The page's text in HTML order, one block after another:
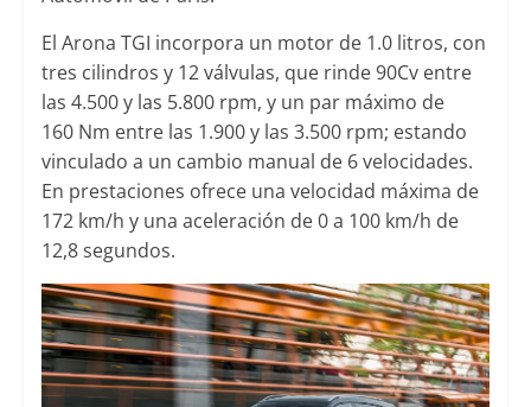
El Arona TGI incorpora un motor de 1.0 litros, con
tres cilindros y 12 válvulas, que rinde 90Cv entre
las 4.500 y las 5.800 rpm, y un par máximo de
160 Nm entre las 1.900 y las 3.500 rpm; estando
vinculado a un cambio manual de 6 velocidades.
En prestaciones ofrece una velocidad máxima de
172 km/h y una aceleración de 0 a 100 km/h de
12,8 segundos.